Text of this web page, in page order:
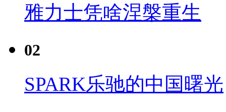
雅力士凭啥涅槃重生
02
SPARK乐驰的中国曙光